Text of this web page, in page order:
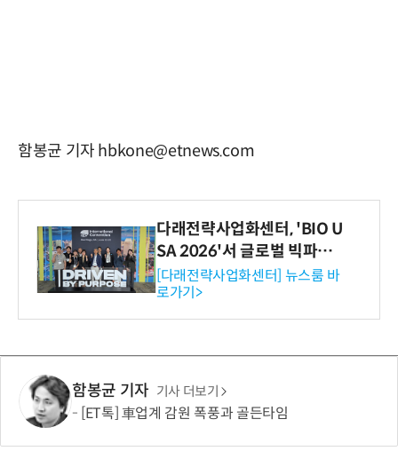
함봉균 기자 hbkone@etnews.com
다래전략사업화센터, 'BIO U
SA 2026'서 글로벌 빅파마
와의 비즈니스 미팅 지원…K
-바이오 해외 진출 교두보 확
보
[다래전략사업화센터] 뉴스룸 바
로가기>
함봉균 기자 기사 더보기
[ET톡] 車업계 감원 폭풍과 골든타임